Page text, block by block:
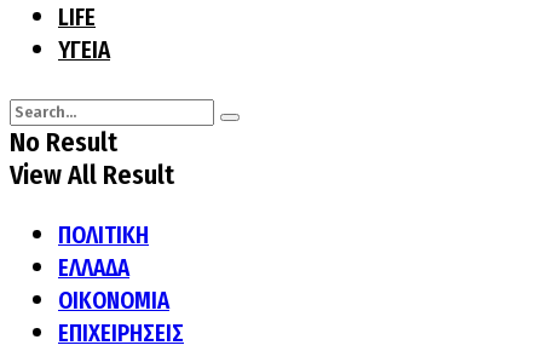
LIFE
ΥΓΕΙΑ
No Result
View All Result
ΠΟΛΙΤΙΚΗ
ΕΛΛΑΔΑ
ΟΙΚΟΝΟΜΙΑ
ΕΠΙΧΕΙΡΗΣΕΙΣ